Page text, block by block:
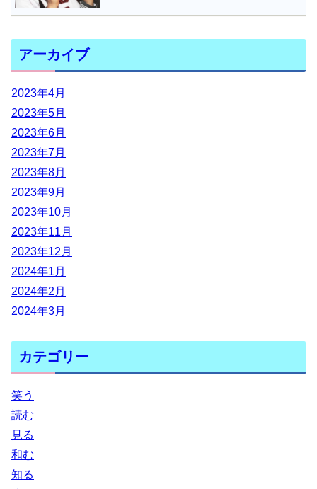
アーカイブ
2023年4月
2023年5月
2023年6月
2023年7月
2023年8月
2023年9月
2023年10月
2023年11月
2023年12月
2024年1月
2024年2月
2024年3月
カテゴリー
笑う
読む
見る
和む
知る